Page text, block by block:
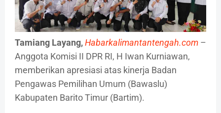
Tamiang Layang,Habarkalimantantengah.com –
Anggota Komisi II DPR RI, H Iwan Kurniawan,
memberikan apresiasi atas kinerja Badan
Pengawas Pemilihan Umum (Bawaslu)
Kabupaten Barito Timur (Bartim).